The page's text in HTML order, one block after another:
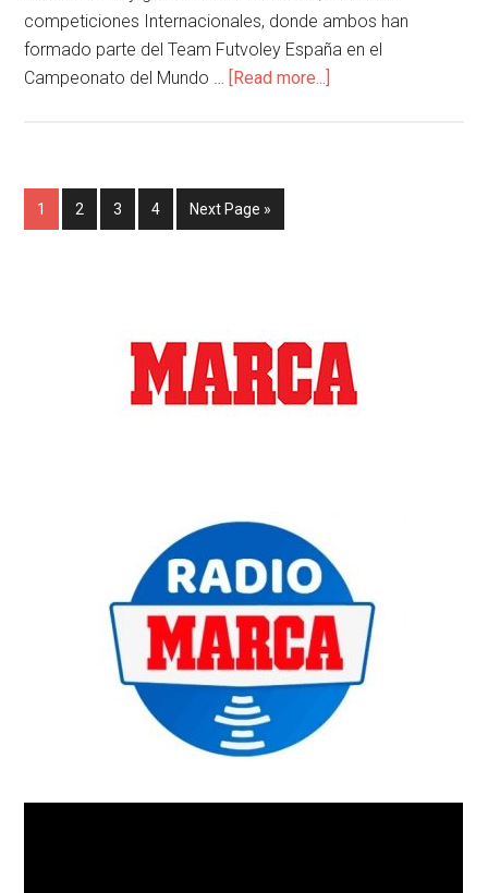
competiciones Internacionales, donde ambos han
formado parte del Team Futvoley España en el
Campeonato del Mundo … [Read more...]
1 2 3 4 Next Page »